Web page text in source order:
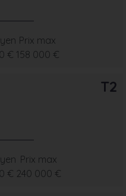
€
Prix max
158 000 €
T2
€
Prix max
240 000 €